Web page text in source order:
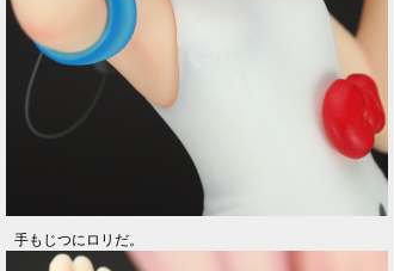
手もじつにロリだ。